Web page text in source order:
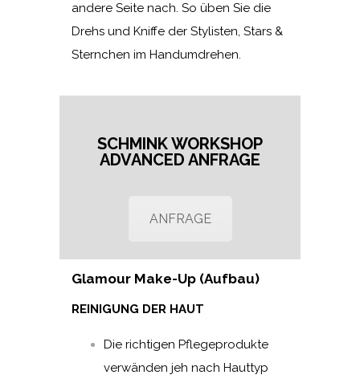
andere Seite nach. So üben Sie die
Drehs und Kniffe der Stylisten, Stars &
Sternchen im Handumdrehen.
SCHMINK WORKSHOP
ADVANCED ANFRAGE
ANFRAGE
Glamour Make-Up (Aufbau)
REINIGUNG DER HAUT
Die richtigen Pflegeprodukte
verwänden jeh nach Hauttyp